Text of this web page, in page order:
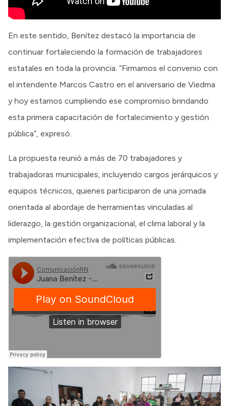
En este sentido, Benítez destacó la importancia de
continuar fortaleciendo la formación de trabajadores
estatales en toda la provincia. “Firmamos el convenio con
el intendente Marcos Castro en el aniversario de Viedma
y hoy estamos cumpliendo ese compromiso brindando
esta primera capacitación de fortalecimiento y gestión
pública”, expresó.
La propuesta reunió a más de 70 trabajadores y
trabajadoras municipales, incluyendo cargos jerárquicos y
equipos técnicos, quienes participaron de una jornada
orientada al abordaje de herramientas vinculadas al
liderazgo, la gestión organizacional, el clima laboral y la
implementación efectiva de políticas públicas.